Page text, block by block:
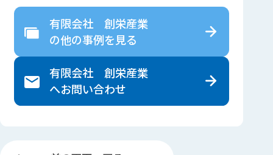
有限会社 創栄産業
の他の事例を見る
有限会社 創栄産業
へお問い合わせ